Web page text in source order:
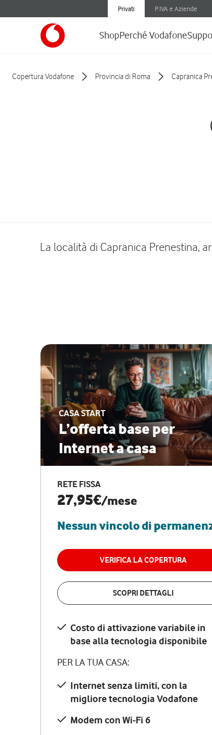
Privati P.IVA e Aziende
ShopPerché Vodafone
Copertura Vodafone Provincia di Roma Capranica
La località di Capranica Prenestina,
CASA START
L’offerta base per
Internet a casa
RETE FISSA
27,95€/mese
Nessun vincolo di
VERIFICA LA COPERTURA
SCOPRI DETTAGLI
Costo di attivazione variabile in
base alla tecnologia disponibile
PER LA TUA CASA:
Internet senza limiti, con la
migliore tecnologia Vodafone
Modem con Wi-Fi 6